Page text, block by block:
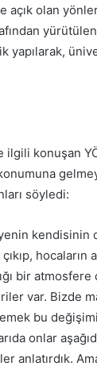
olan yönler
konuşan
söyledi:
kendisinin
hocaların
bir atmosfere
var. Bizde
bu
onlar
anlatırdık.